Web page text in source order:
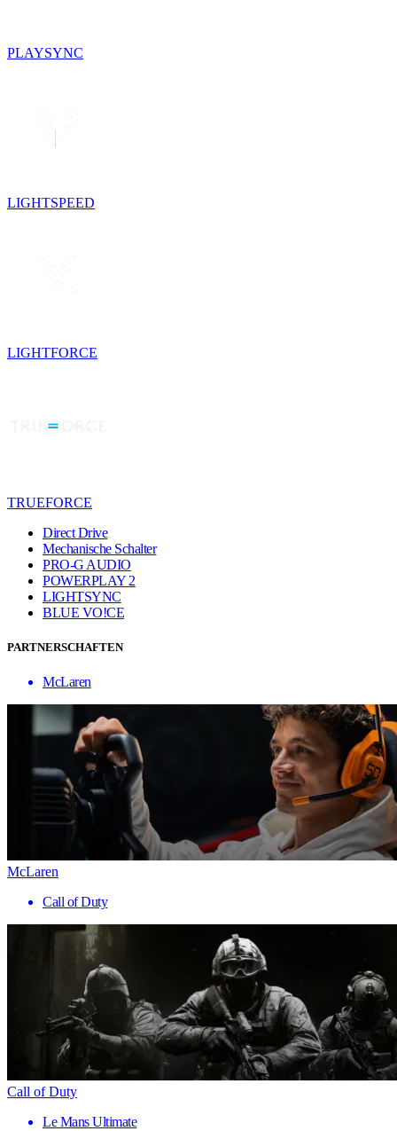
PLAYSYNC
LIGHTSPEED
LIGHTFORCE
TRUEFORCE
Direct Drive
Mechanische Schalter
PRO-G AUDIO
POWERPLAY 2
LIGHTSYNC
BLUE VO!CE
PARTNERSCHAFTEN
McLaren
McLaren
Call of Duty
Call of Duty
Le Mans Ultimate